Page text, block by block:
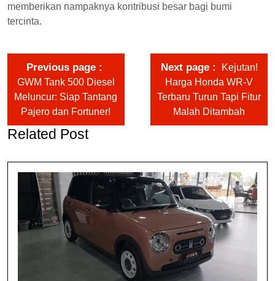
memberikan nampaknya kontribusi besar bagi bumi
tercinta.
Previous page
GWM Tank 500 Diesel
Meluncur: Siap Tantang
Pajero dan Fortuner!
Next page
Kejutan!
Harga Honda WR-V
Terbaru Turun Tapi Fitur
Malah Ditambah
Related Post